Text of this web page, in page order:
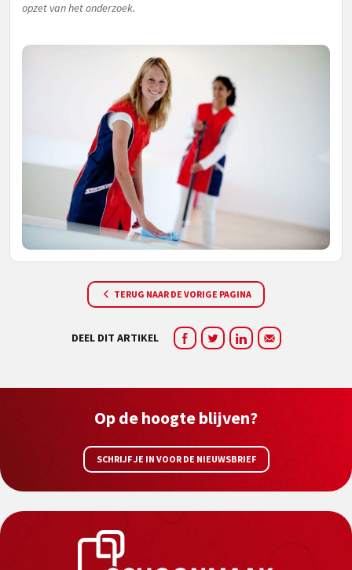
opzet van het onderzoek.
TERUG NAAR DE VORIGE PAGINA
DEEL DIT ARTIKEL
Op de hoogte blijven?
SCHRIJF JE IN VOOR DE NIEUWSBRIEF